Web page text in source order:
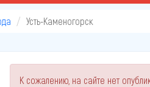
Усть-Каменогорск
К сожалению, на сайте нет